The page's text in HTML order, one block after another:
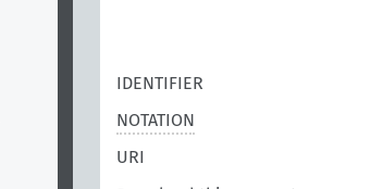
IDENTIFIER
NOTATION
URI